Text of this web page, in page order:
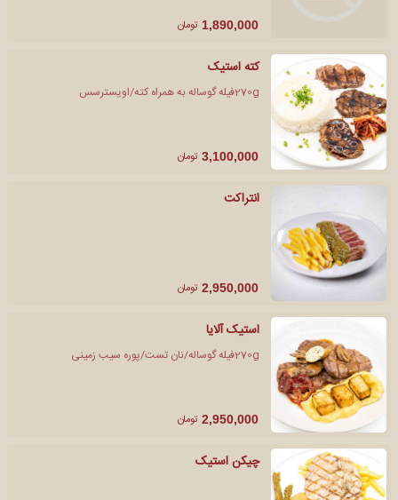
1,890,000 تومان
کته استیک
270gفیله گوساله به همراه کته/اویسترسس
3,100,000 تومان
انتراکت
2,950,000 تومان
استیک آلایا
270gفیله گوساله/نان تست/پوره سیب زمینی
2,950,000 تومان
چیکن استیک